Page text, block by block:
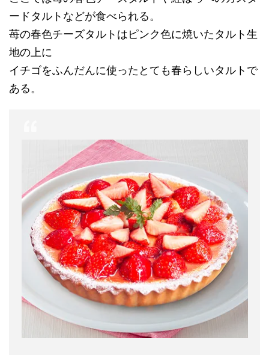
ードタルトなどが食べられる。
苺の春色チーズタルトはピンク色に焼いたタルト生
地の上に
イチゴをふんだんに使ったとても春らしいタルトで
ある。